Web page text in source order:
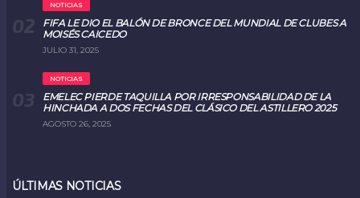
NOTICIAS
FIFA LE DIO EL BALÓN DE BRONCE DEL MUNDIAL DE CLUBES A
MOISÉS CAICEDO
JULIO 31, 2025
NOTICIAS
EMELEC PIERDE TAQUILLA POR IRRESPONSABILIDAD DE LA
HINCHADA A DOS FECHAS DEL CLÁSICO DEL ASTILLERO 2025
AGOSTO 26, 2025
ÚLTIMAS NOTICIAS